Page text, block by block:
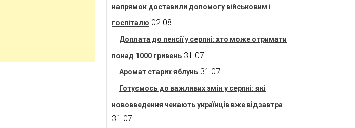
напрямок доставили допомогу військовим і
госпіталю 02.08.
Доплата до пенсії у серпні: хто може отримати
понад 1000 гривень 31.07.
Аромат старих яблунь 31.07.
Готуємось до важливих змін у серпні: які
нововведення чекають українців вже відзавтра
31.07.